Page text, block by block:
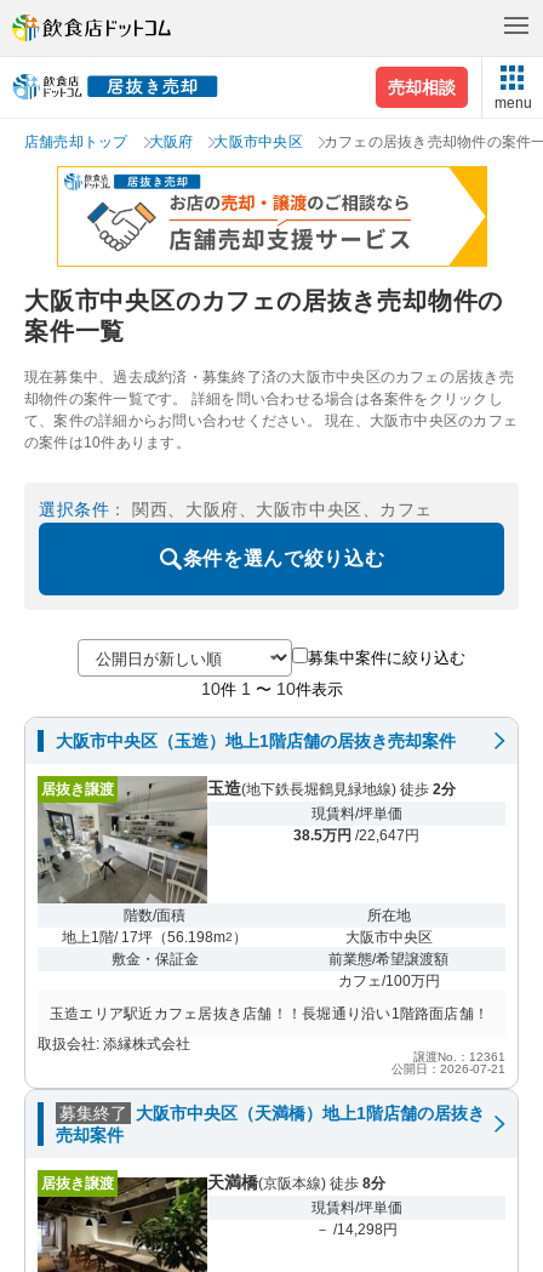
売却相談
menu
店舗売却トップ 大阪府 大阪市中央区 カフェの居抜き売却物件の案件
大阪市中央区のカフェの居抜き売却物件の
案件一覧
現在募集中、過去成約済・募集終了済の大阪市中央区のカフェの居抜き売
却物件の案件一覧です。 詳細を問い合わせる場合は各案件をクリックし
て、案件の詳細からお問い合わせください。 現在、大阪市中央区のカフェ
の案件は10件あります。
選択条件 ： 関西、大阪府、大阪市中央区、カフェ
条件を選んで絞り込む
募集中案件に絞り込む
10件 1 〜 10件表示
大阪市中央区（玉造）地上1階店舗の居抜き売却案件
居抜き譲渡 玉造(地下鉄長堀鶴見緑地線) 徒歩 2分
現賃料/坪単価
38.5万円 /22,647円
階数/面積
地上1階/ 17坪 （56.198m2 ）
所在地
大阪市中央区
敷金・保証金
前業態/希望譲渡額
カフェ/100万円
玉造エリア駅近カフェ居抜き店舗！！長堀通り沿い1階路面店舗！
取扱会社: 添縁株式会社
譲渡No.：12361
公開日：2026-07-21
募集終了
大阪市中央区（天満橋）地上1階店舗の居抜き
売却案件
居抜き譲渡 天満橋(京阪本線) 徒歩 8分
現賃料/坪単価
－ /14,298円